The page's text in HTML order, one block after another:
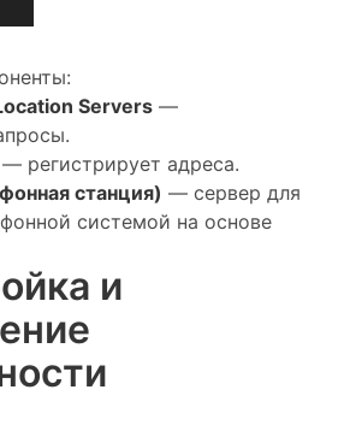
Servers —
— регистрирует адреса.
станция) — сервер для
системой на основе
и